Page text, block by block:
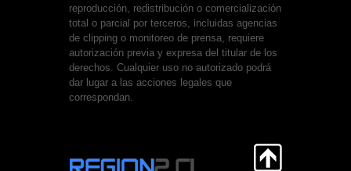
reproducción, redistribución o comercialización
total o parcial por terceros, incluidas agencias
de clipping o monitoreo de prensa, requiere
autorización previa y expresa del titular de los
derechos. Cualquier uso no autorizado podrá
dar lugar a las acciones legales que
correspondan.